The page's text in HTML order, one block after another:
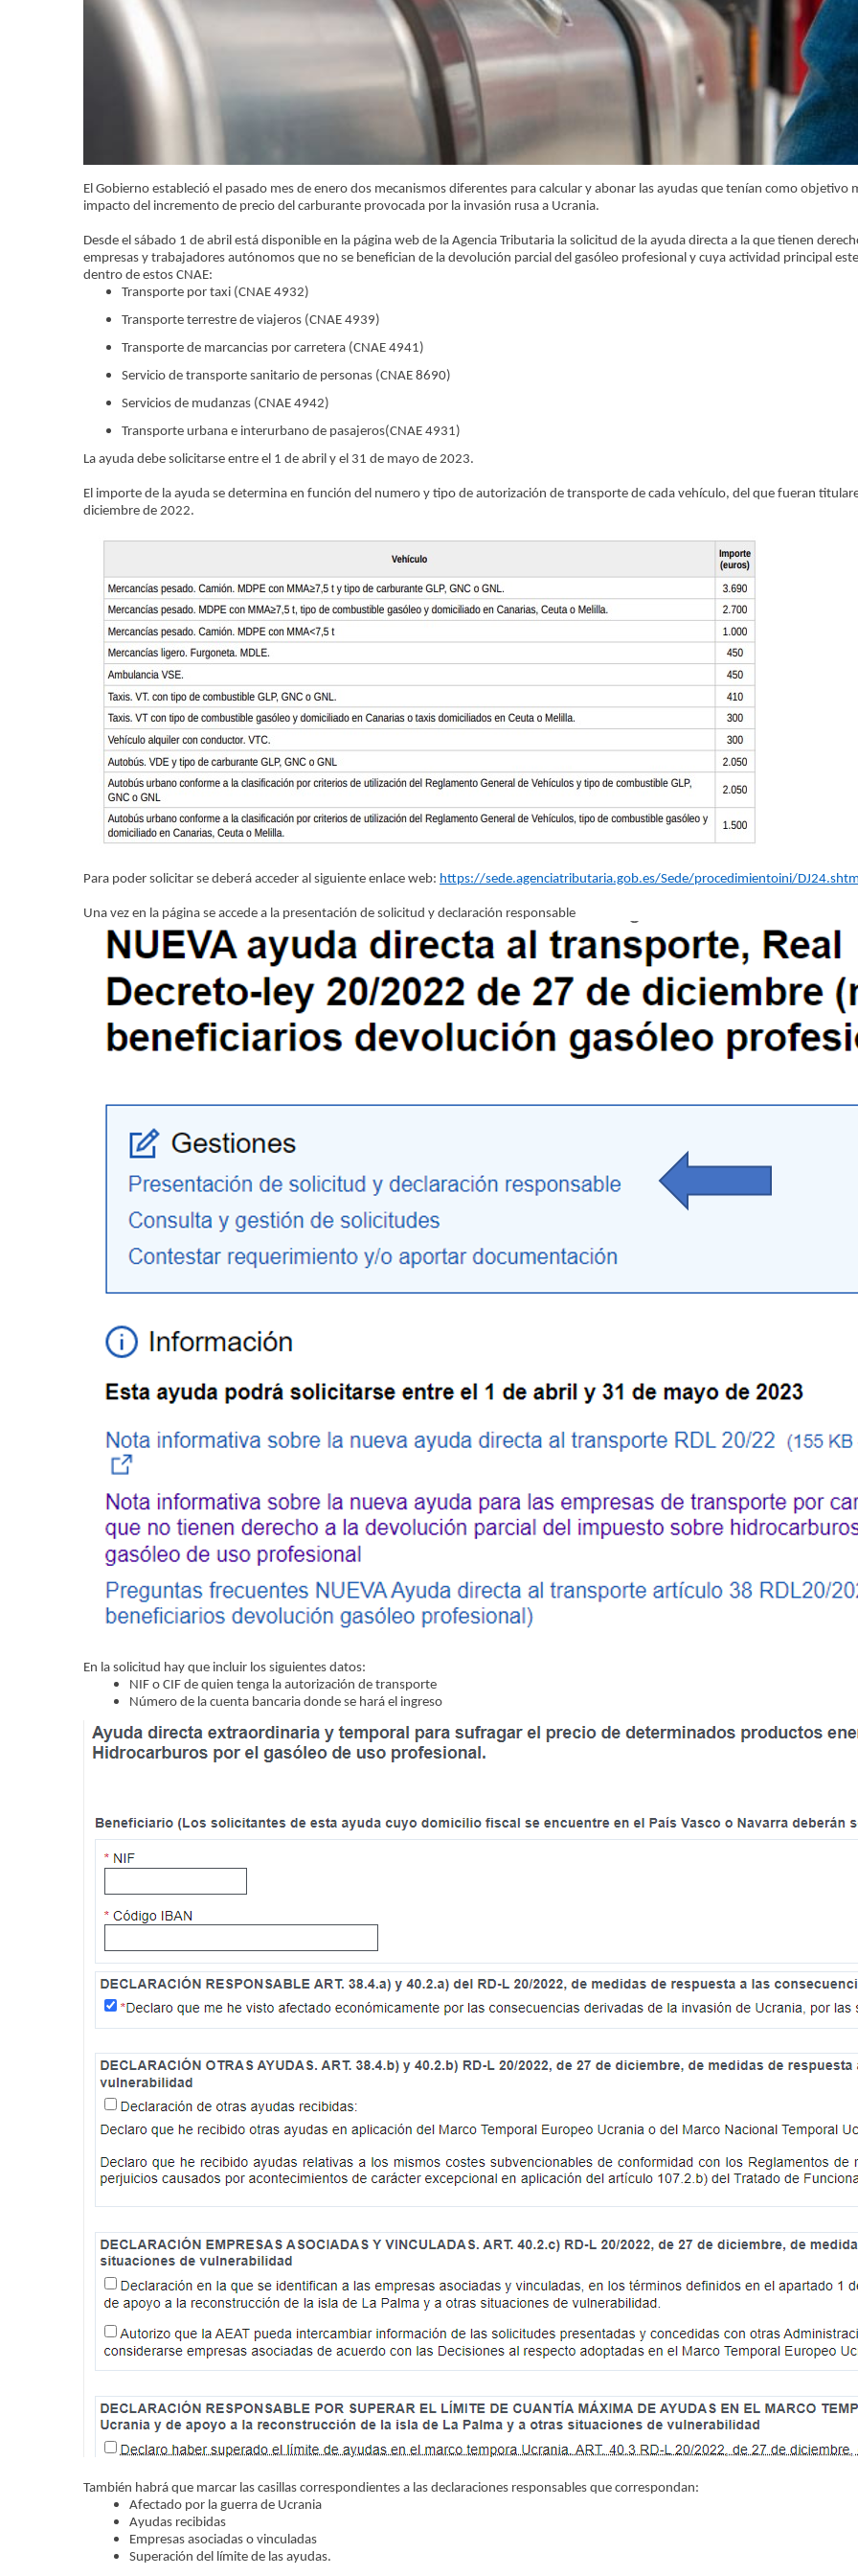
El Gobierno estableció el pasado mes de enero dos mecanismos diferentes para calcular y abonar las ayudas que tenían como objetivo
impacto del incremento de precio del carburante provocada por la invasión rusa a Ucrania.
Desde el sábado 1 de abril está disponible en la página web de la Agencia Tributaria la solicitud de la ayuda directa a la que tienen
empresas y trabajadores autónomos que no se benefician de la devolución parcial del gasóleo profesional y cuya actividad principal
dentro de estos CNAE:
Transporte por taxi (CNAE 4932)
Transporte terrestre de viajeros (CNAE 4939)
Transporte de marcancias por carretera (CNAE 4941)
Servicio de transporte sanitario de personas (CNAE 8690)
Servicios de mudanzas (CNAE 4942)
Transporte urbana e interurbano de pasajeros(CNAE 4931)
La ayuda debe solicitarse entre el 1 de abril y el 31 de mayo de 2023.
El importe de la ayuda se determina en función del numero y tipo de autorización de transporte de cada vehículo, del que fueran
diciembre de 2022.
Para poder solicitar se deberá acceder al siguiente enlace web: https://sede.agenciatributaria.gob.es/Sede/procedimientoini/
Una vez en la página se accede a la presentación de solicitud y declaración responsable
En la solicitud hay que incluir los siguientes datos:
NIF o CIF de quien tenga la autorización de transporte
Número de la cuenta bancaria donde se hará el ingreso
También habrá que marcar las casillas correspondientes a las declaraciones responsables que correspondan:
Afectado por la guerra de Ucrania
Ayudas recibidas
Empresas asociadas o vinculadas
Superación del límite de las ayudas.